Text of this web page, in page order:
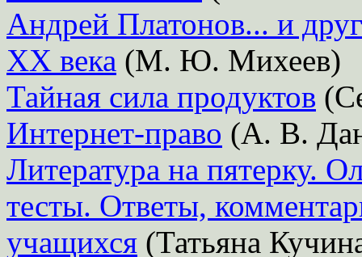
Андрей Платонов... и
XX века (М. Ю. Михеев)
Тайная сила продуктов
Интернет-право (А. В.
Литература на пятерку.
тесты. Ответы,
учащихся (Татьяна